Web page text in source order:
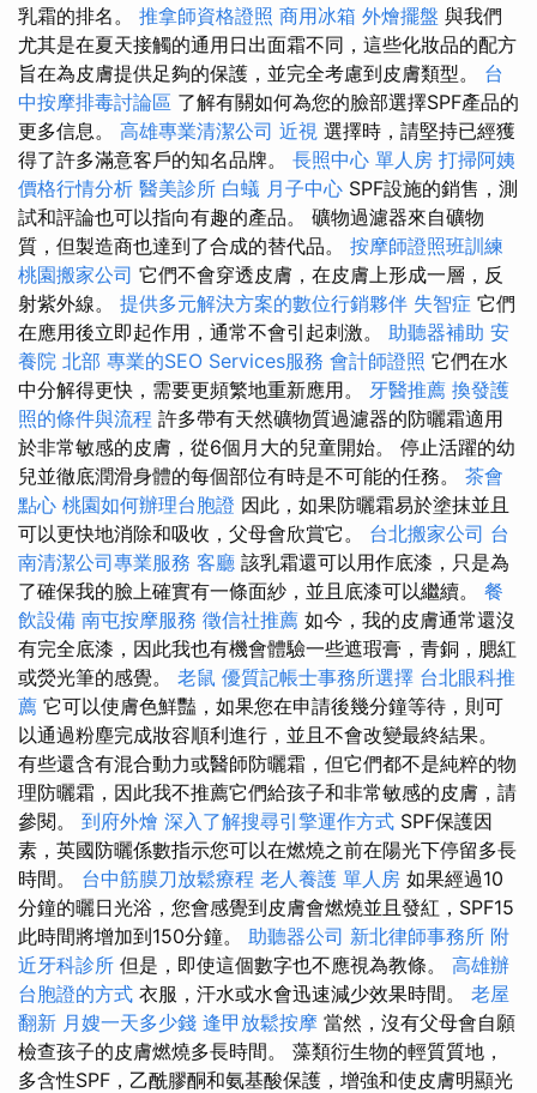
乳霜的排名。 推拿師資格證照 商用冰箱 外燴擺盤 與我們
尤其是在夏天接觸的通用日出面霜不同，這些化妝品的配方
旨在為皮膚提供足夠的保護，並完全考慮到皮膚類型。 台
中按摩排毒討論區 了解有關如何為您的臉部選擇SPF產品的
更多信息。 高雄專業清潔公司 近視 選擇時，請堅持已經獲
得了許多滿意客戶的知名品牌。 長照中心 單人房 打掃阿姨
價格行情分析 醫美診所 白蟻 月子中心 SPF設施的銷售，測
試和評論也可以指向有趣的產品。 礦物過濾器來自礦物
質，但製造商也達到了合成的替代品。 按摩師證照班訓練
桃園搬家公司 它們不會穿透皮膚，在皮膚上形成一層，反
射紫外線。 提供多元解決方案的數位行銷夥伴 失智症 它們
在應用後立即起作用，通常不會引起刺激。 助聽器補助 安
養院 北部 專業的SEO Services服務 會計師證照 它們在水
中分解得更快，需要更頻繁地重新應用。 牙醫推薦 換發護
照的條件與流程 許多帶有天然礦物質過濾器的防曬霜適用
於非常敏感的皮膚，從6個月大的兒童開始。 停止活躍的幼
兒並徹底潤滑身體的每個部位有時是不可能的任務。 茶會
點心 桃園如何辦理台胞證 因此，如果防曬霜易於塗抹並且
可以更快地消除和吸收，父母會欣賞它。 台北搬家公司 台
南清潔公司專業服務 客廳 該乳霜還可以用作底漆，只是為
了確保我的臉上確實有一條面紗，並且底漆可以繼續。 餐
飲設備 南屯按摩服務 徵信社推薦 如今，我的皮膚通常還沒
有完全底漆，因此我也有機會體驗一些遮瑕膏，青銅，腮紅
或熒光筆的感覺。 老鼠 優質記帳士事務所選擇 台北眼科推
薦 它可以使膚色鮮豔，如果您在申請後幾分鐘等待，則可
以通過粉塵完成妝容順利進行，並且不會改變最終結果。
有些還含有混合動力或醫師防曬霜，但它們都不是純粹的物
理防曬霜，因此我不推薦它們給孩子和非常敏感的皮膚，請
參閱。 到府外燴 深入了解搜尋引擎運作方式 SPF保護因
素，英國防曬係數指示您可以在燃燒之前在陽光下停留多長
時間。 台中筋膜刀放鬆療程 老人養護 單人房 如果經過10
分鐘的曬日光浴，您會感覺到皮膚會燃燒並且發紅，SPF15
此時間將增加到150分鐘。 助聽器公司 新北律師事務所 附
近牙科診所 但是，即使這個數字也不應視為教條。 高雄辦
台胞證的方式 衣服，汗水或水會迅速減少效果時間。 老屋
翻新 月嫂一天多少錢 逢甲放鬆按摩 當然，沒有父母會自願
檢查孩子的皮膚燃燒多長時間。 藻類衍生物的輕質質地，
多含性SPF，乙酰膠酮和氨基酸保護，增強和使皮膚明顯光